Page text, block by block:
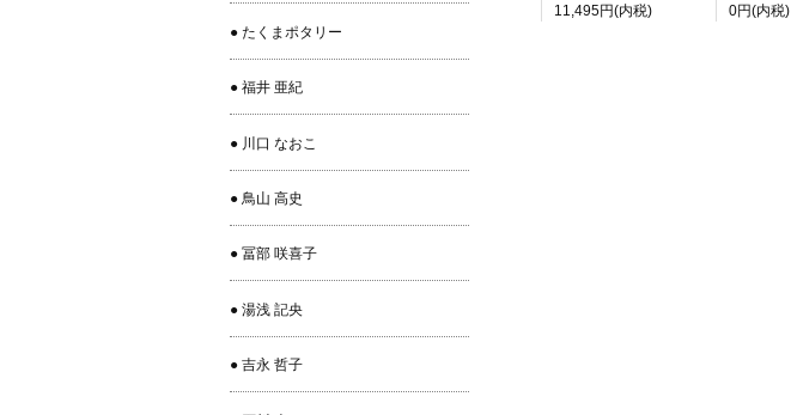
11,495円(内税) 0円(内税)
● たくまポタリー
● 福井 亜紀
● 川口 なおこ
● 鳥山 高史
● 冨部 咲喜子
● 湯浅 記央
● 吉永 哲子